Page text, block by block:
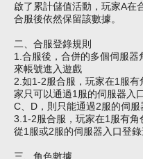
啟了累計儲值活動，玩家A在
合服後依然保留該數據。
二、合服登錄規則
1.合服後，合併的多個伺服器
來帳號進入遊戲
2.如1-2服合服，玩家在1服
家只可以通過1服的伺服器 入
C、D，則只能通過2服的伺服
3.1-2服合服，玩家在1服有
從1服或2服的伺服器 入口登
三、角色數據